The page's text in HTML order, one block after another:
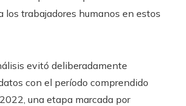
los trabajadores humanos en estos
evitó deliberadamente
con el período comprendido
una etapa marcada por